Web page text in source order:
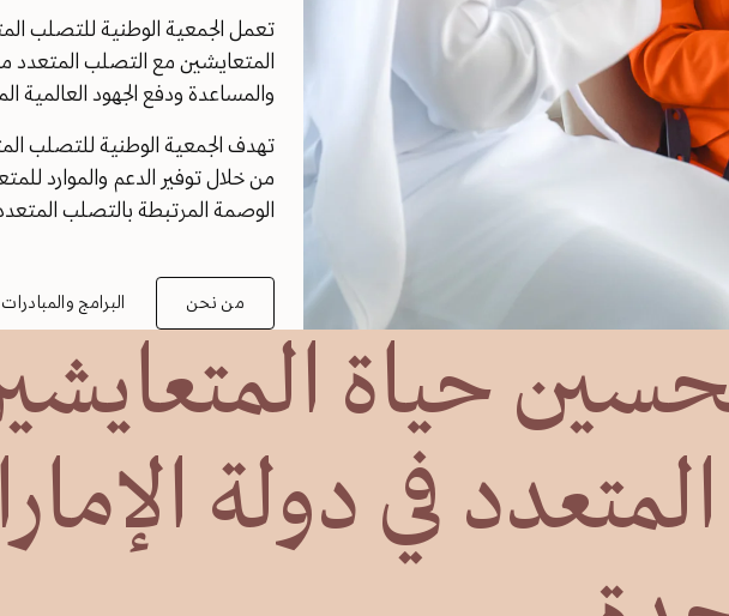
تعمل الجمعية الوطنية للتصلب
المتعايشين مع التصلب
والمساعدة ودفع الجهود العالمية
تهدف الجمعية الوطنية للتصلب
من خلال توفير الدعم والموارد
الوصمة المرتبطة بالتصلب
من نحن البرامج والمبادرات
حياة
في دولة